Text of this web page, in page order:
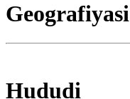
Geografiyasi
Hududi